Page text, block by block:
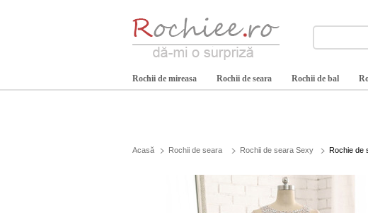
Rochii de mireasa Rochii de seara Rochii de bal
Acasă Rochii de seara Rochii de seara Sexy Rochie de